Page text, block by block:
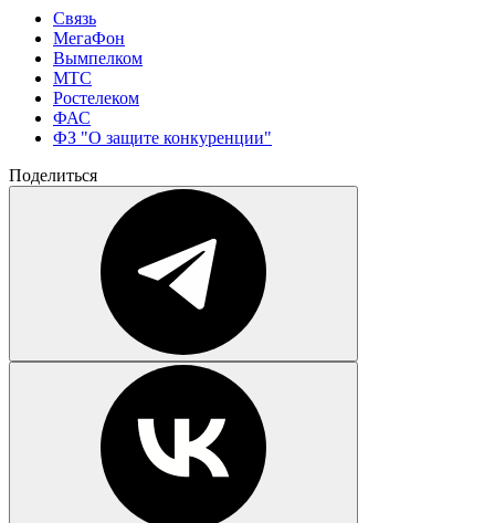
Связь
МегаФон
Вымпелком
МТС
Ростелеком
ФАС
ФЗ "О защите конкуренции"
Поделиться